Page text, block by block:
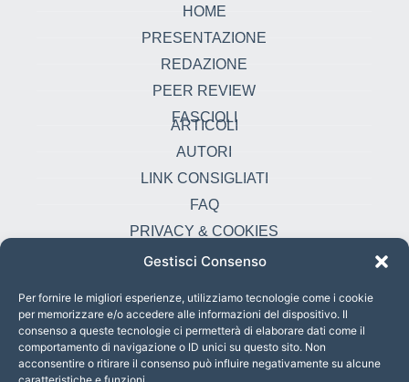
Gestisci Consenso
Per fornire le migliori esperienze, utilizziamo tecnologie come i cookie
per memorizzare e/o accedere alle informazioni del dispositivo. Il
consenso a queste tecnologie ci permetterà di elaborare dati come il
comportamento di navigazione o ID unici su questo sito. Non
acconsentire o ritirare il consenso può influire negativamente su alcune
HOME
PRESENTAZIONE
REDAZIONE
PEER REVIEW
FASCIOLI
ARTICOLI
AUTORI
LINK CONSIGLIATI
FAQ
PRIVACY & COOKIES
oikonomia@pust.it
+39 06 67 02 338
Largo Angelicum 1, 00184 Roma, Italia